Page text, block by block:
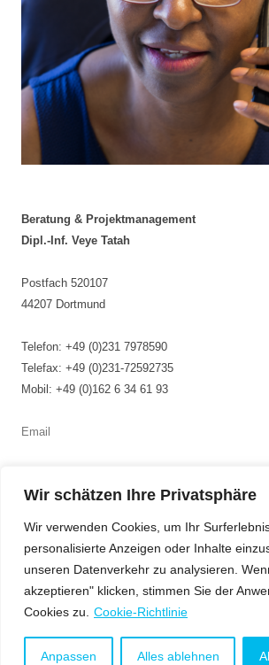
Wir schätzen Ihre Privatsphäre
Wir verwenden Cookies, um Ihr
personalisierte Anzeigen oder Inhalte
unseren Datenverkehr zu analysieren.
akzeptieren" klicken, stimmen Sie der
Cookies zu.
Cookie-Richtlinie
Anpassen Alles ablehnen
Beratung & Projektmanagement
Dipl.-Inf. Veye Tatah
Postfach 520107
44207 Dortmund
Telefon: +49 (0)231 7978590
Telefax: +49 (0)231-72592735
Mobil: +49 (0)162 6 34 61 93
Email
Impressum
Datenschutzerklärung
Copyright © 2026Veye Tatah – Beratung und